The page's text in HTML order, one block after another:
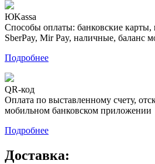
ЮKassa
Способы оплаты: банковские
SberPay, Mir Pay, наличные, баланс
Подробнее
QR-код
Оплата по выставленному счету,
мобильном банковском приложении
Подробнее
Доставка: